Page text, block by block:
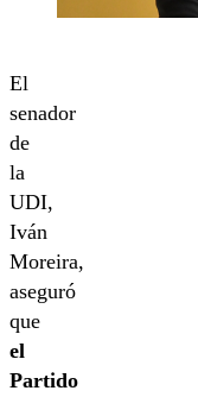
El
senador
de
la
UDI,
Iván
Moreira,
aseguró
que
el
Partido